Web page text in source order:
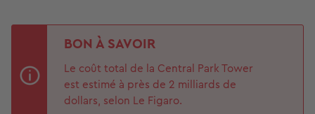
BON À SAVOIR
Le coût total de la Central Park Tower
est estimé à près de 2 milliards de
dollars, selon Le Figaro.